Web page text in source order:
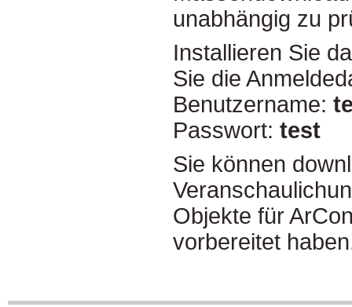
unabhängig zu
Installieren Sie
Sie die
Benutzername:
Passwort: test
Sie können
Objekte für
vorbereitet